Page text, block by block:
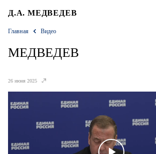
Д.А. МЕДВЕДЕВ
Главная Видео
МЕДВЕДЕВ
26 июня 2025